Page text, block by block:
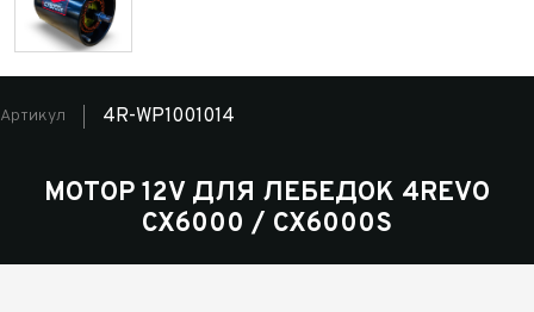
Артикул 4R-WP1001014
МОТОР 12V ДЛЯ ЛЕБЕДОК 4REVO
CX6000 / CX6000S